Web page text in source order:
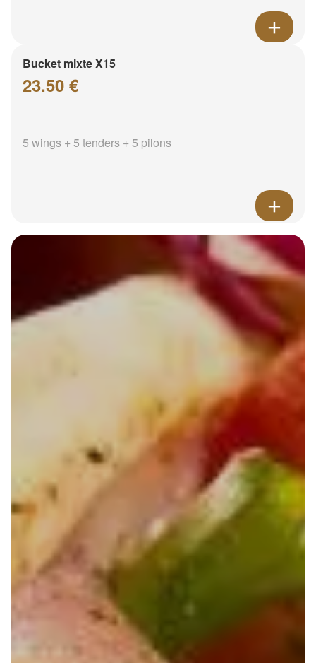
Bucket mixte X15
23.50 €
5 wings + 5 tenders + 5 pilons